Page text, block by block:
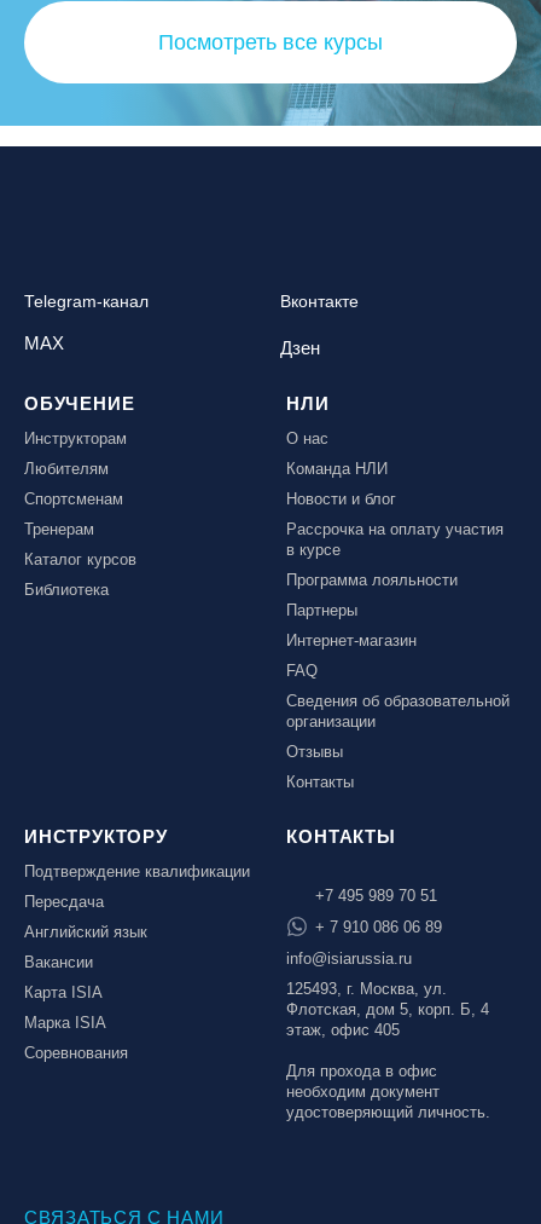
Посмотреть все курсы
Telegram-канал Вконтакте
MAX Дзен
ОБУЧЕНИЕ
Инструкторам
Любителям
Спортсменам
Тренерам
Каталог курсов
Библиотека
НЛИ
О нас
Команда НЛИ
Новости и блог
Рассрочка на оплату участия
в курсе
Программа лояльности
Партнеры
Интернет-магазин
FAQ
Сведения об образовательной
организации
Отзывы
Контакты
ИНСТРУКТОРУ
Подтверждение квалификации
Пересдача
Английский язык
Вакансии
Карта ISIA
Марка ISIA
Соревнования
КОНТАКТЫ
+7 495 989 70 51
+ 7 910 086 06 89
info@isiarussia.ru
125493, г. Москва, ул.
Флотская, дом 5, корп. Б, 4
этаж, офис 405
Для прохода в офис
необходим документ
удостоверяющий личность.
СВЯЗАТЬСЯ С НАМИ